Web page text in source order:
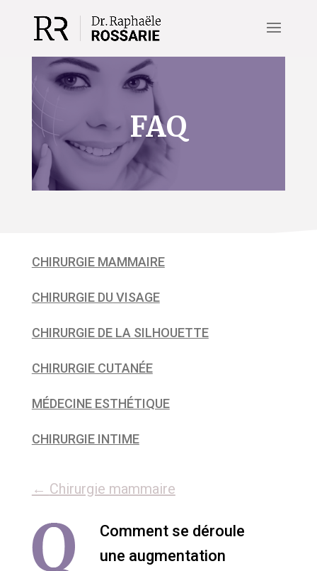
FAQ
CHIRURGIE MAMMAIRE
CHIRURGIE DU VISAGE
CHIRURGIE DE LA SILHOUETTE
CHIRURGIE CUTANÉE
MÉDECINE ESTHÉTIQUE
CHIRURGIE INTIME
← Chirurgie mammaire
Comment se déroule
une augmentation